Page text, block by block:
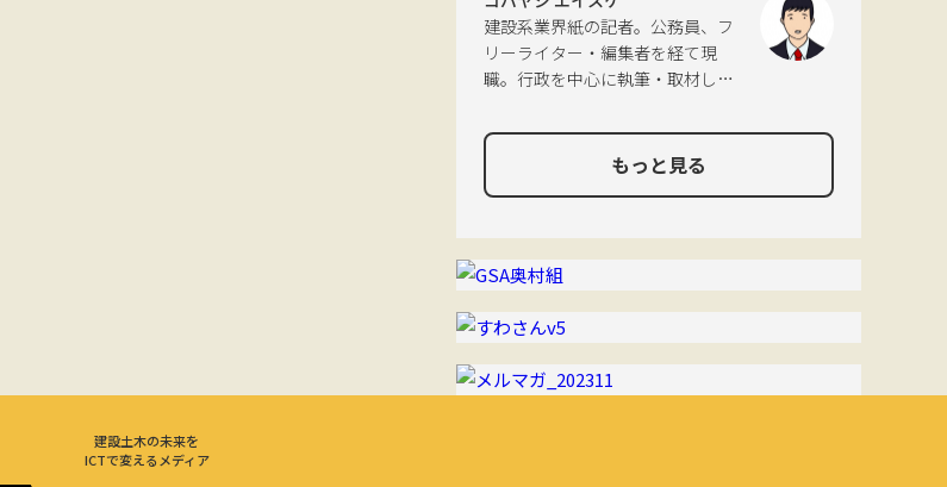
現在は特に建築や不動産、さらに
はDX分野を探究中。
建設系業界紙の記者。公務員、フ
リーライター・編集者を経て現
職。行政を中心に執筆・取材して
追いかけている。
もっと見る
建設土木の未来を
ICTで変えるメディア